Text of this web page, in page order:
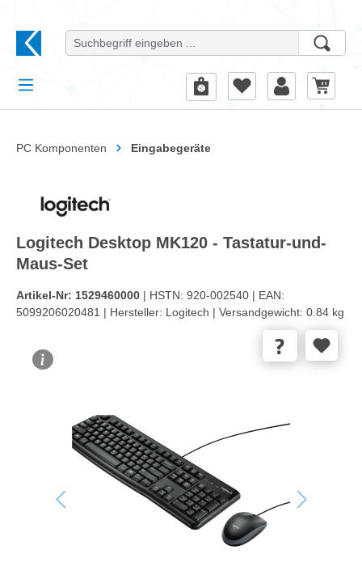
PC Komponenten Eingabegeräte
Logitech Desktop MK120 - Tastatur-und-
Maus-Set
Artikel-Nr: 1529460000 | HSTN: 920-002540 | EAN:
5099206020481 | Hersteller: Logitech | Versandgewicht: 0.84 kg